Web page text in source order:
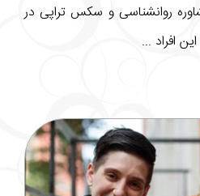
روانشناسی و سکس تراپی در
افراد ...